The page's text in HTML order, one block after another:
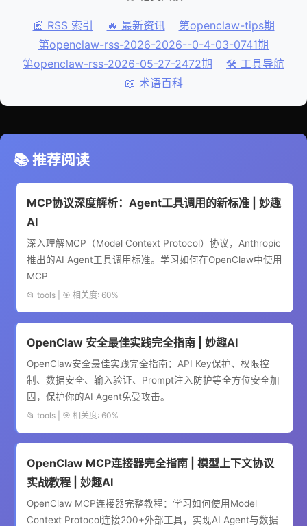
📰 RSS 索引 🔥 最新资讯
第openclaw-tips期
第openclaw-rss-2026-2026--0-4-03-0741期
第openclaw-rss-2026-05-27-2472期
🛠️ 工具导航
📖 术语百科
📚 推荐阅读
MCP协议深度解析：Agent工具调用的新标准 | 妙趣
AI
深入理解MCP（Model Context Protocol）协议，Anthropic
推出的AI Agent工具调用标准。学习如何在OpenClaw中使用
MCP
📂 tools | 🎯 相关度: 60%
OpenClaw 安全最佳实践完全指南 | 妙趣AI
OpenClaw安全最佳实践完全指南：API Key保护、权限控
制、数据安全、输入验证、Prompt注入防护等全方位安全加
固，保护你的AI Agent免受攻击。
📂 tools | 🎯 相关度: 60%
OpenClaw MCP连接器完全指南 | 模型上下文协议
实战教程 | 妙趣AI
OpenClaw MCP连接器完整教程：学习如何使用Model
Context Protocol连接200+外部工具，实现AI Agent与数据